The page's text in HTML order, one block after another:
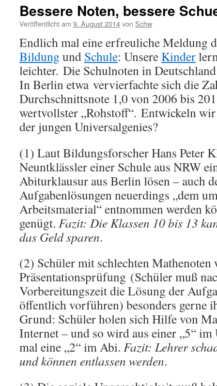
Bessere Noten, bessere
Veröffentlicht am 9. August 2014von Schw
Endlich mal eine erfreuliche Meldung
Bildung und Schule: Unsere Kinder
leichter. Die Schulnoten in
In Berlin etwa vervierfachte sich die
Durchschnittsnote 1,0 von 2006 bis
wertvollster „Rohstoff“. Entwickeln
der jungen Universalgenies?
(1) Laut Bildungsforscher Hans Peter
Neuntklässler einer Schule aus NRW
Abiturklausur aus Berlin lösen – auch
Aufgabenlösungen neuerdings „dem
Arbeitsmaterial“ entnommen werden
genügt. Fazit: Die Klassen 10 bis 13
das Geld sparen.
(2) Schüler mit schlechten
Präsentationsprüfung (Schüler muß
Vorbereitungszeit die Lösung der
öffentlich vorführen) besonders gerne
Grund: Schüler holen sich Hilfe von
Internet – und so wird aus einer „5“
mal eine „2“ im Abi. Fazit: Lehrer
und können entlassen werden.